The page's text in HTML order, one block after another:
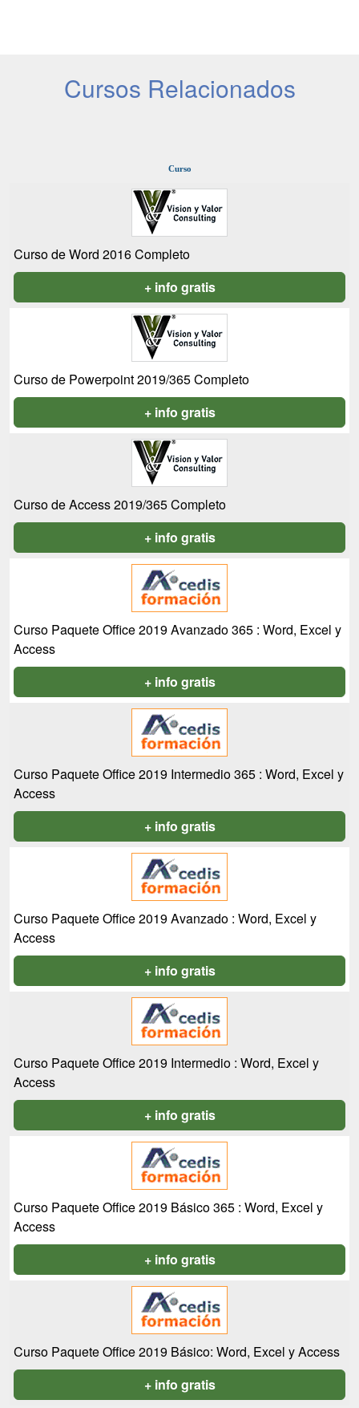
Cursos Relacionados
Curso
Curso de Word 2016 Completo
+ info gratis
Curso de Powerpoint 2019/365 Completo
+ info gratis
Curso de Access 2019/365 Completo
+ info gratis
Curso Paquete Office 2019 Avanzado 365 : Word, Excel y
Access
+ info gratis
Curso Paquete Office 2019 Intermedio 365 : Word, Excel y
Access
+ info gratis
Curso Paquete Office 2019 Avanzado : Word, Excel y
Access
+ info gratis
Curso Paquete Office 2019 Intermedio : Word, Excel y
Access
+ info gratis
Curso Paquete Office 2019 Básico 365 : Word, Excel y
Access
+ info gratis
Curso Paquete Office 2019 Básico: Word, Excel y Access
+ info gratis